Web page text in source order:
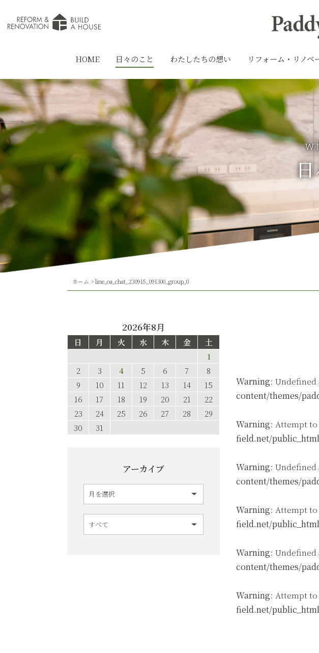
HOME 日々のこと わたしたちの想い リフォーム・リノベ
ホーム >line_oa_chat_230915_091300_group_0
Warning: Undefined
content/themes/
Warning: Attempt
field.net/
Warning: Undefined
content/themes/
Warning: Attempt
field.net/
Warning: Undefined
content/themes/
Warning: Attempt
field.net/
2026年8月
日 月 火 水 木 金
土
1
2
3 4 5 6 7
8
9
10 11 12 13 14
15
16
17 18 19 20 21
22
23
24 25 26 27 28
29
30
31
アーカイブ